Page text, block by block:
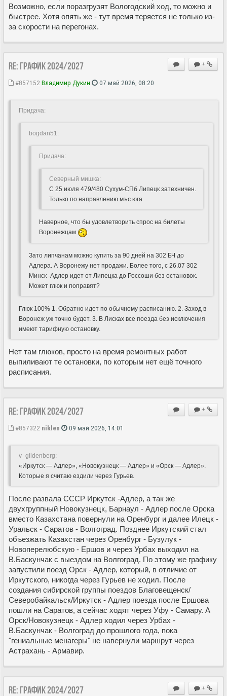
Возможно, если поразгрузят Вологодский ход, то можно и
быстрее. Хотя опять же - тут время теряется не только из-
за скорости на перегонах.
+
Re: ГРАФИК 2024/2027
#857152 Владимир Дукин 07 май 2026, 08:20
Придача:
bogdan51:
Придача:
Северный мишка:
С 25 июля 479/480 Сухум-СПб Липецк затехничен.
Только по направлению мъс юга
Наверное, что бы удовлетворить спрос на билеты
Воронежцам
Зато липчанам можно купить за 90 дней на 302 БЧ до
Адлера. А Воронежу нет продажи. Более того, с 26.07 302
Минск -Адлер идет от Липецка до Россоши без остановок.
Может глюк и поправят?
Глюк 100% 1. Обратно идет по обычному расписанию. 2. Заход в
Воронеж уж точно будет. 3. В Лисках все поезда без исключения
имеют тарифную остановку.
Нет там глюков, просто на время ремонтных работ
выпиливают те остановки, по которым нет ещё точного
расписания.
+
Re: ГРАФИК 2024/2027
#857322 niklen 09 май 2026, 14:01
v_gildenberg:
«Иркутск — Адлер», «Новокузнецк — Адлер» и «Орск — Адлер».
Которые я считаю ездили через Гурьев.
После развала СССР Иркутск -Адлер, а так же
двухгруппный Новокузнецк, Барнаул - Адлер после Орска
вместо Казахстана повернули на Оренбург и далее Илецк -
Уральск - Саратов - Волгоград. Позднее Иркутский стал
объезжать Казахстан через Оренбург - Бузулук -
Новоперелюбскую - Ершов и через Урбах выходил на
В.Баскунчак с выездом на Волгоград. По этому же графику
запустили поезд Орск - Адлер, который, в отличие от
Иркутского, никогда через Гурьев не ходил. После
создания сибирской группы поездов Благовещенск/
Северобайкальск/Иркутск - Адлер поезда после Ершова
пошли на Саратов, а сейчас ходят через Уфу - Самару. А
Орск/Новокузнецк - Адлер ходил через Урбах -
В.Баскунчак - Волгоград до прошлого года, пока
"гениальные менагеры" не навернули маршрут через
Астрахань - Армавир.
+
Re: ГРАФИК 2024/2027